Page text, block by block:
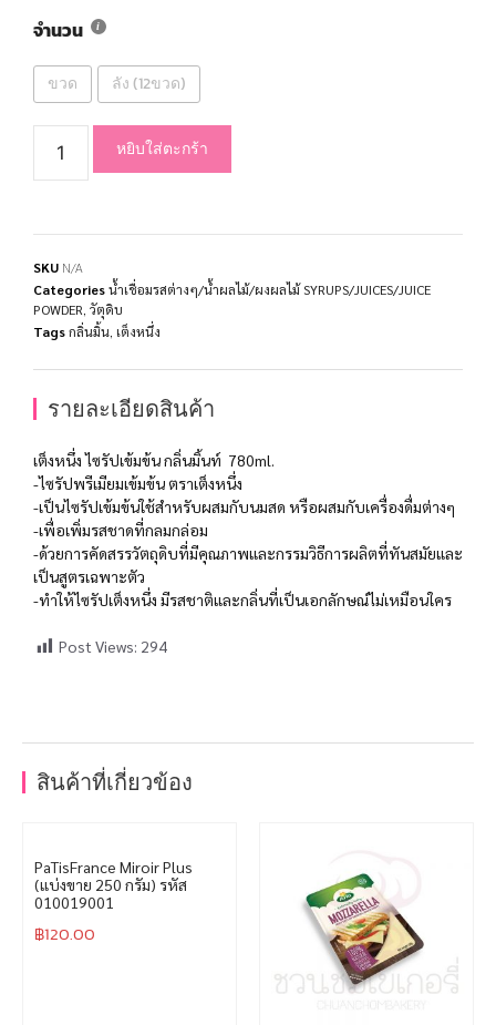
จำนวน
ขวด ลัง (12ขวด)
หยิบใส่ตะกร้า
SKU N/A
Categoriesน้ำเชื่อมรสต่างๆ/น้ำผลไม้/ผงผลไม้ SYRUPS/JUICES/JUICE
POWDER วัตุดิบ
Tagsกลิ่นมิ้น เต็งหนึ่ง
รายละเอียดสินค้า
เต็งหนึ่ง ไซรัปเข้มข้น กลิ่นมิ้นท์ 780ml.
-ไซรัปพรีเมียมเข้มข้น ตราเต็งหนึ่ง
-เป็นไซรัปเข้มข้นใช้สำหรับผสมกับนมสด หรือผสมกับเครื่องดื่มต่างๆ
-เพื่อเพิ่มรสชาดที่กลมกล่อม
-ด้วยการคัดสรรวัตถุดิบที่มีคุณภาพและกรรมวิธีการผลิตที่ทันสมัยและ
เป็นสูตรเฉพาะตัว
-ทำให้ไซรัปเต็งหนึ่ง มีรสชาติและกลิ่นที่เป็นเอกลักษณ์ไม่เหมือนใคร
Post Views: 294
สินค้าที่เกี่ยวข้อง
PaTisFrance Miroir Plus
(แบ่งขาย 250 กรัม) รหัส
010019001
฿120.00